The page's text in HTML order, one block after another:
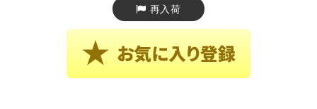
再入荷